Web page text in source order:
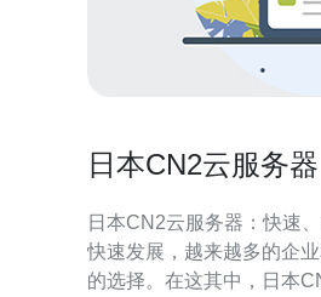
日本CN2云服务
日本CN2云服务器：快速、稳定、高
快速发展，越来越多的企
的选择。在这其中，日本